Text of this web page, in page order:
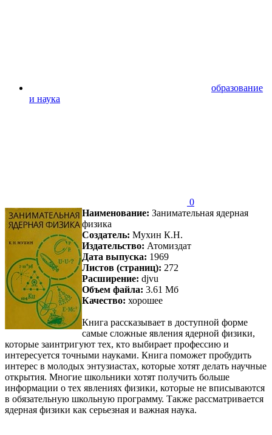
образование
и наука
0
Наименование: Занимательная ядерная
физика
Создатель: Мухин К.Н.
Издательство: Атомиздат
Дата выпуска: 1969
Листов (страниц): 272
Расширение: djvu
Объем файла: 3.61 Мб
Качество: хорошее
Книга рассказывает в доступной форме
самые сложные явления ядерной физики,
которые заинтригуют тех, кто выбирает профессию и
интересуется точными науками. Книга поможет пробудить
интерес в молодых энтузиастах, которые хотят делать научные
открытия. Многие школьники хотят получить больше
информации о тех явлениях физики, которые не вписываются
в обязательную школьную программу. Также рассматривается
ядерная физики как серьезная и важная наука.